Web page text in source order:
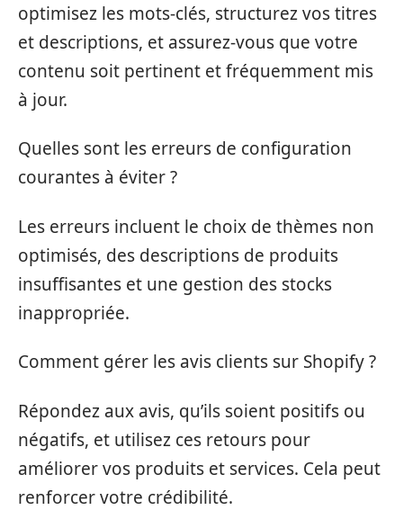
optimisez les mots-clés, structurez vos titres
et descriptions, et assurez-vous que votre
contenu soit pertinent et fréquemment mis
à jour.
Quelles sont les erreurs de configuration
courantes à éviter ?
Les erreurs incluent le choix de thèmes non
optimisés, des descriptions de produits
insuffisantes et une gestion des stocks
inappropriée.
Comment gérer les avis clients sur Shopify ?
Répondez aux avis, qu’ils soient positifs ou
négatifs, et utilisez ces retours pour
améliorer vos produits et services. Cela peut
renforcer votre crédibilité.